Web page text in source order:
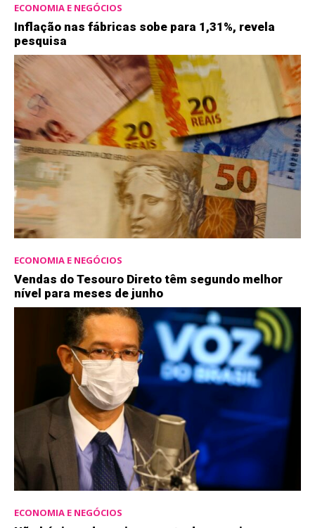
ECONOMIA E NEGÓCIOS
Inflação nas fábricas sobe para 1,31%, revela
pesquisa
ECONOMIA E NEGÓCIOS
Vendas do Tesouro Direto têm segundo melhor
nível para meses de junho
ECONOMIA E NEGÓCIOS